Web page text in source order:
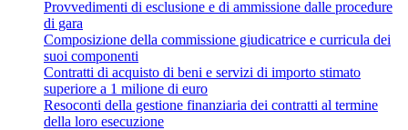
Provvedimenti di esclusione e di ammissione dalle procedure
di gara
Composizione della commissione giudicatrice e curricula dei
suoi componenti
Contratti di acquisto di beni e servizi di importo stimato
superiore a 1 milione di euro
Resoconti della gestione finanziaria dei contratti al termine
della loro esecuzione